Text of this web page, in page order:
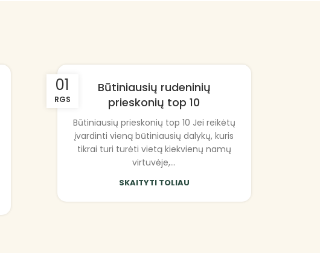
01
RGS
Būtiniausių rudeninių
prieskonių top 10
Būtiniausių prieskonių top 10 Jei reikėtų
įvardinti vieną būtiniausių dalykų, kuris
tikrai turi turėti vietą kiekvienų namų
virtuvėje,...
SKAITYTI TOLIAU